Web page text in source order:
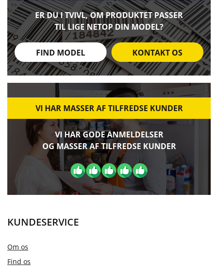
ER DU I TVIVL, OM PRODUKTET PASSER
TIL LIGE NETOP DIN MODEL?
FIND MODEL KONTAKT OS
VI HAR MASSER AF TILFREDSE KUNDER
VI HAR GODE ANMELDELSER
OG MASSER AF TILFREDSE KUNDER
KUNDESERVICE
Om os
Find os